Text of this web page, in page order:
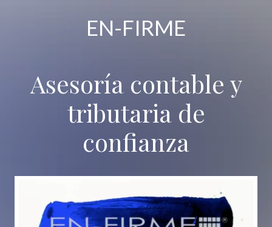
EN-FIRME
Asesoría contable y
tributaria de
confianza